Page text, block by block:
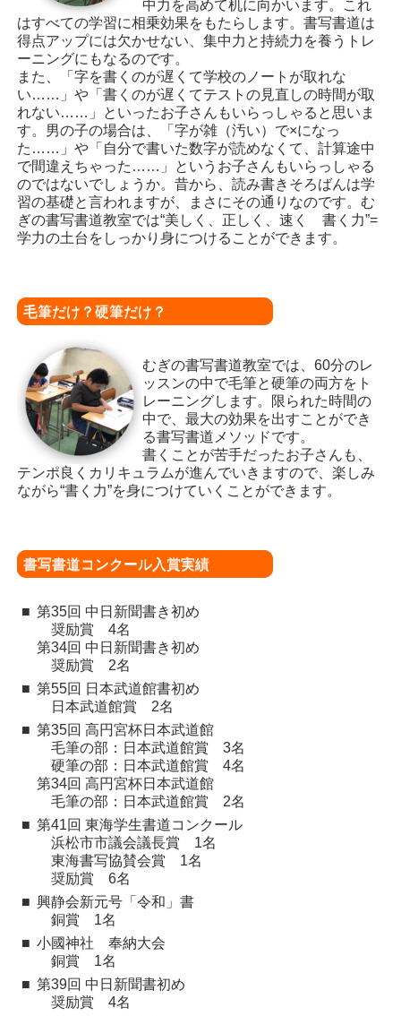
中力を高めて机に向かいます。これ
はすべての学習に相乗効果をもたらします。書写書道は
得点アップには欠かせない、集中力と持続力を養うトレ
ーニングにもなるのです。
また、「字を書くのが遅くて学校のノートが取れな
い……」や「書くのが遅くてテストの見直しの時間が取
れない……」といったお子さんもいらっしゃると思いま
す。男の子の場合は、「字が雑（汚い）で×になっ
た……」や「自分で書いた数字が読めなくて、計算途中
で間違えちゃった……」というお子さんもいらっしゃる
のではないでしょうか。昔から、読み書きそろばんは学
習の基礎と言われますが、まさにその通りなのです。む
ぎの書写書道教室では“美しく、正しく、速く 書く力”=
学力の土台をしっかり身につけることができます。
毛筆だけ？硬筆だけ？
むぎの書写書道教室では、60分のレ
ッスンの中で毛筆と硬筆の両方をト
レーニングします。限られた時間の
中で、最大の効果を出すことができ
る書写書道メソッドです。
書くことが苦手だったお子さんも、
テンポ良くカリキュラムが進んでいきますので、楽しみ
ながら“書く力”を身につけていくことができます。
書写書道コンクール入賞実績
■ 第35回 中日新聞書き初め
奨励賞 4名
第34回 中日新聞書き初め
奨励賞 2名
■ 第55回 日本武道館書初め
日本武道館賞 2名
■ 第35回 高円宮杯日本武道館
毛筆の部：日本武道館賞 3名
硬筆の部：日本武道館賞 4名
第34回 高円宮杯日本武道館
毛筆の部：日本武道館賞 2名
■ 第41回 東海学生書道コンクール
浜松市市議会議長賞 1名
東海書写協賛会賞 1名
奨励賞 6名
■ 興静会新元号「令和」書
銅賞 1名
■ 小國神社 奉納大会
銅賞 1名
■ 第39回 中日新聞書初め
奨励賞 4名